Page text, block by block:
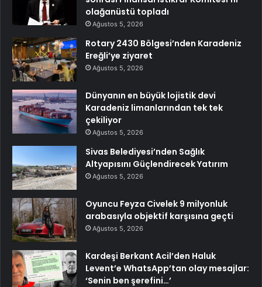
olağanüstü topladı
Ağustos 5, 2026
Rotary 2430 Bölgesi’nden Karadeniz
Ereğli’ye ziyaret
Ağustos 5, 2026
Dünyanın en büyük lojistik devi
Karadeniz limanlarından tek tek
çekiliyor
Ağustos 5, 2026
Sivas Belediyesi’nden Sağlık
Altyapısını Güçlendirecek Yatırım
Ağustos 5, 2026
Oyuncu Feyza Civelek 9 milyonluk
arabasıyla objektif karşısına geçti
Ağustos 5, 2026
Kardeşi Berkant Acil’den Haluk
Levent’e WhatsApp’tan olay mesajlar:
‘Senin ben şerefini…’